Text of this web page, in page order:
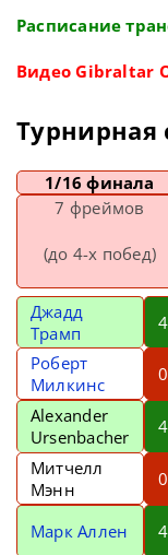
Расписание
Видео Gibraltar
Турнирная
1/16 финала
7 фреймов
(до 4-х побед)
Джадд
Трамп
4
Роберт
Милкинс
0
Alexander
Ursenbacher
4
Митчелл
Мэнн
0
Марк Аллен
4